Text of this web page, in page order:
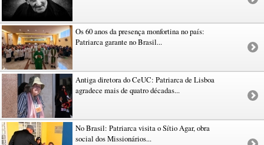
Os 60 anos da presença monfortina no país:
Patriarca garante no Brasil...
Antiga diretora do CeUC: Patriarca de Lisboa
agradece mais de quatro décadas...
No Brasil: Patriarca visita o Sítio Agar, obra
social dos Missionários...